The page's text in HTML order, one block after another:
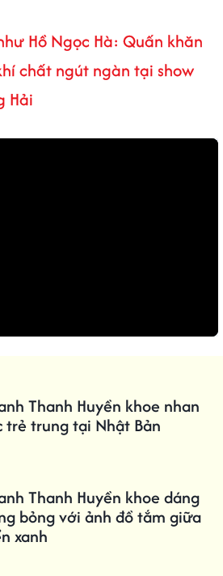
Hồ Ngọc Hà: Quấn khăn
chất ngút ngàn tại show
Hải
Thanh Huyền khoe nhan
trẻ trung tại Nhật Bản
Thanh Huyền khoe dáng
bỏng với ảnh đồ tắm giữa
xanh